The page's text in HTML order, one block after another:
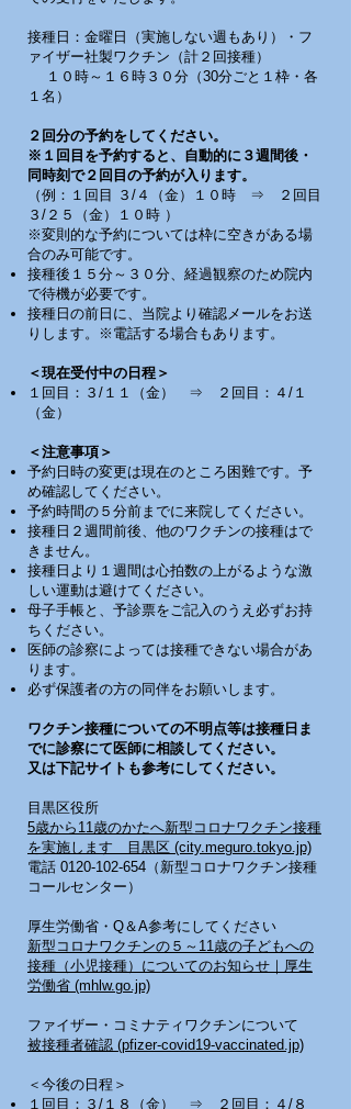
接種日：金曜日（実施しない週もあり）・フ
ァイザー社製ワクチン（計２回接種）
１０時～１６時３０分（30分ごと１枠・各
１名）
２回分の予約をしてください。
※１回目を予約すると、自動的に３週間後・
同時刻で２回目の予約が入ります。
（例：１回目 ３/４（金）１０時 ⇒ ２回目
３/２５（金）１０時 ）
※変則的な予約については枠に空きがある場
合のみ可能です。
接種後１５分～３０分、経過観察のため院内
で待機が必要です。
接種日の前日に、当院より確認メールをお送
りします。※電話する場合もあります。
＜現在受付中の日程＞
１回目：３/１１（金） ⇒ ２回目：４/１
（金）
＜注意事項＞
予約日時の変更は現在のところ困難です。予
め確認してください。
予約時間の５分前までに来院してください。
接種日２週間前後、他のワクチンの接種はで
きません。
接種日より１週間は心拍数の上がるような激
しい運動は避けてください。
母子手帳と、予診票をご記入のうえ必ずお持
ちください。
医師の診察によっては接種できない場合があ
ります。
必ず保護者の方の同伴をお願いします。
ワクチン接種についての不明点等は接種日ま
でに診察にて医師に相談してください。
又は下記サイトも参考にしてください。
目黒区役所
5歳から11歳のかたへ新型コロナワクチン接種
を実施します 目黒区 (city.meguro.tokyo.jp)
電話 0120-102-654 （新型コロナワクチン接種
コールセンター）
厚生労働省・Q＆A参考にしてください
新型コロナワクチンの５～11歳の子どもへの
接種（小児接種）についてのお知らせ｜厚生
労働省 (mhlw.go.jp)
ファイザー・コミナティワクチンについて
被接種者確認 (pfizer-covid19-vaccinated.jp)
＜今後の日程＞
１回目：３/１８（金） ⇒ ２回目：４/８